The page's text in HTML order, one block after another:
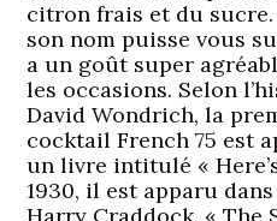
citron frais et du sucre.
son nom puisse vous
a un goût super
les occasions. Selon
David Wondrich, la
cocktail French 75 est
un livre intitulé «
1930, il est apparu